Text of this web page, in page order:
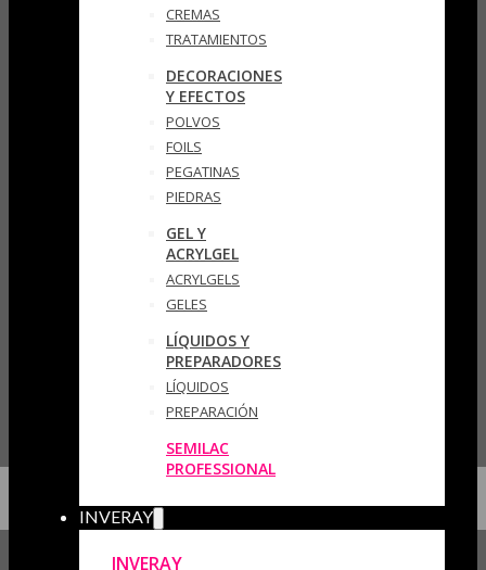
CREMAS
TRATAMIENTOS
DECORACIONES
Y EFECTOS
POLVOS
FOILS
PEGATINAS
PIEDRAS
GEL Y
ACRYLGEL
ACRYLGELS
GELES
LÍQUIDOS Y
PREPARADORES
LÍQUIDOS
PREPARACIÓN
SEMILAC
PROFESSIONAL
INVERAY
INVERAY